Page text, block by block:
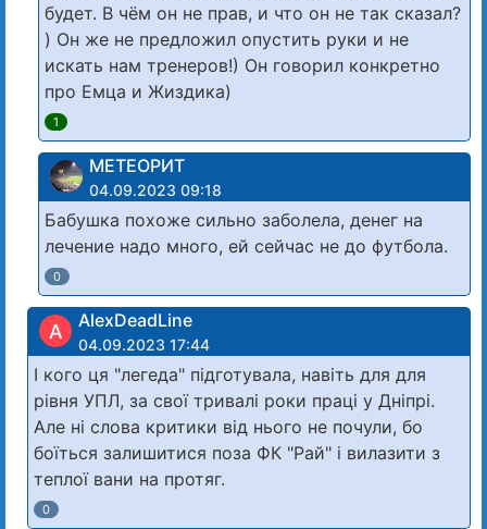
будет. В чём он не прав, и что он не так сказал?
) Он же не предложил опустить руки и не
искать нам тренеров!) Он говорил конкретно
про Емца и Жиздика)
1
МЕТЕОРИТ
04.09.2023 09:18
Бабушка похоже сильно заболела, денег на
лечение надо много, ей сейчас не до футбола.
0
A AlexDeadLine
04.09.2023 17:44
І кого ця "легеда" підготувала, навіть для для
рівня УПЛ, за свої тривалі роки праці у Дніпрі.
Але ні слова критики від нього не почули, бо
боїться залишитися поза ФК "Рай" і вилазити з
теплої вани на протяг.
0